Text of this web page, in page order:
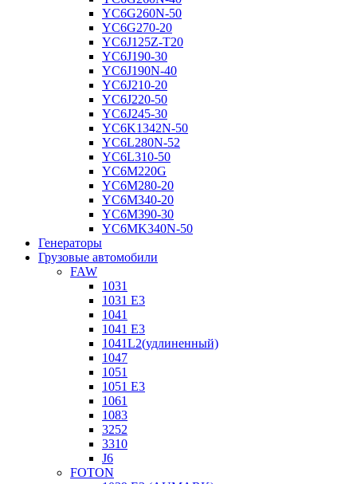
YC6G260N-50
YC6G270-20
YC6J125Z-T20
YC6J190-30
YC6J190N-40
YC6J210-20
YC6J220-50
YC6J245-30
YC6K1342N-50
YC6L280N-52
YC6L310-50
YC6M220G
YC6M280-20
YC6M340-20
YC6M390-30
YC6MK340N-50
Генераторы
Грузовые автомобили
FAW
1031
1031 E3
1041
1041 E3
1041L2(удлиненный)
1047
1051
1051 E3
1061
1083
3252
3310
J6
FOTON